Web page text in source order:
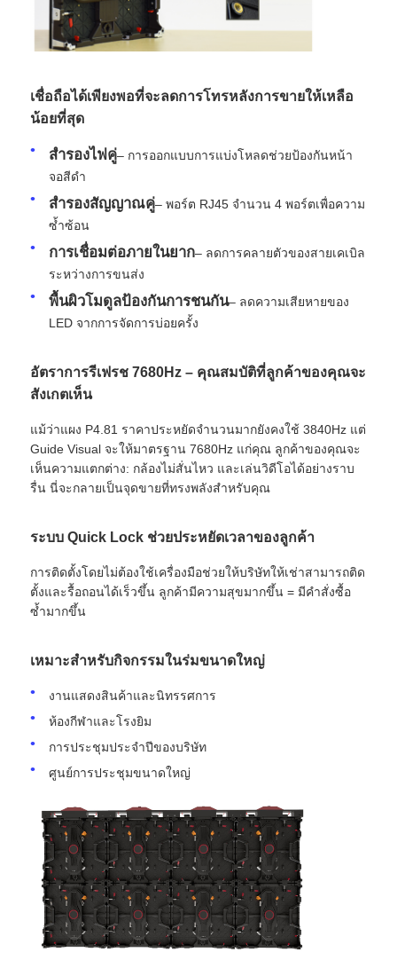
ขอทุน
จอแสดงผล LED ผนังวิดีโอ
หน้าจอแสดงผล LED
หน้าจอแสดงคอนเสิร์ต
ให้เช่าจอ LED
ผนังวิดีโอ LED COB
จอแสดงผล LED โปร่งใส
หน้าจอ LED SMD
บอร์ดจอ LED นอก
เชื่อถือได้เพียงพอที่จะลดการโทรหลังการขายให้เหลือ
น้อยที่สุด
สำรองไฟคู่– การออกแบบการแบ่งโหลดช่วยป้องกันหน้า
จอสีดำ
สำรองสัญญาณคู่– พอร์ต RJ45 จำนวน 4 พอร์ตเพื่อความ
ซ้ำซ้อน
การเชื่อมต่อภายในยาก– ลดการคลายตัวของสายเคเบิล
ระหว่างการขนส่ง
พื้นผิวโมดูลป้องกันการชนกัน– ลดความเสียหายของ
LED จากการจัดการบ่อยครั้ง
อัตราการรีเฟรช 7680Hz – คุณสมบัติที่ลูกค้าของคุณจะ
สังเกตเห็น
แม้ว่าแผง P4.81 ราคาประหยัดจำนวนมากยังคงใช้ 3840Hz แต่
Guide Visual จะให้มาตรฐาน 7680Hz แก่คุณ ลูกค้าของคุณจะ
เห็นความแตกต่าง: กล้องไม่สั่นไหว และเล่นวิดีโอได้อย่างราบ
รื่น นี่จะกลายเป็นจุดขายที่ทรงพลังสำหรับคุณ
ระบบ Quick Lock ช่วยประหยัดเวลาของลูกค้า
การติดตั้งโดยไม่ต้องใช้เครื่องมือช่วยให้บริษัทให้เช่าสามารถติด
ตั้งและรื้อถอนได้เร็วขึ้น ลูกค้ามีความสุขมากขึ้น = มีคำสั่งซื้อ
ซ้ำมากขึ้น
เหมาะสำหรับกิจกรรมในร่มขนาดใหญ่
งานแสดงสินค้าและนิทรรศการ
ห้องกีฬาและโรงยิม
การประชุมประจำปีของบริษัท
ศูนย์การประชุมขนาดใหญ่